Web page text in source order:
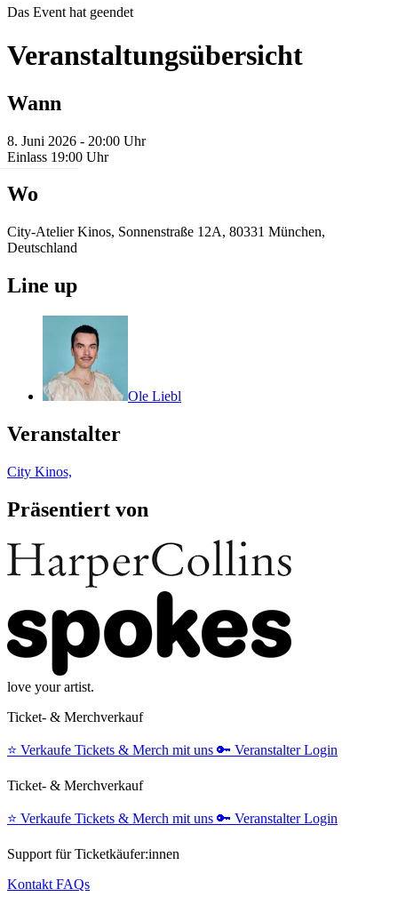
Das Event hat geendet
Veranstaltungsübersicht
Wann
8. Juni 2026 - 20:00 Uhr
Einlass 19:00 Uhr
Wo
City-Atelier Kinos, Sonnenstraße 12A, 80331 München,
Deutschland
Line up
Ole Liebl
Veranstalter
City Kinos,
Präsentiert von
love your artist.
Ticket- & Merchverkauf
⭐️ Verkaufe Tickets & Merch mit uns 🔑 Veranstalter Login
Ticket- & Merchverkauf
⭐️ Verkaufe Tickets & Merch mit uns 🔑 Veranstalter Login
Support für Ticketkäufer:innen
Kontakt FAQs